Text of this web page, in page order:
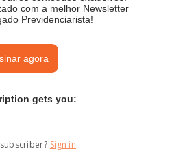
com a melhor Newsletter
Previdenciarista!
agora
gets you:
Sign in.